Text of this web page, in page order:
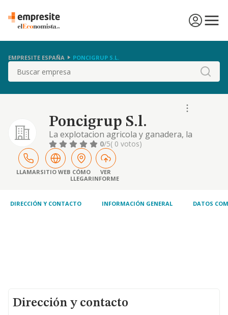
EMPRESITE ESPAÑA PONCIGRUP S.L.
Buscar
Poncigrup S.l.
La explotacion agricola y ganadera, la
compraventa de cereales, semillas y piensos
de todas clases la molturacion y fabricacion
de piensos simples y compuestos la
compraventa, transformacion y envasado de
toda clase de p
0/5( 0 votos)
LLAMARSITIO WEB CÓMO
LLEGAR
VER
INFORME
DIRECCIÓN Y CONTACTO INFORMACIÓN GENERAL DATOS
Dirección y contacto